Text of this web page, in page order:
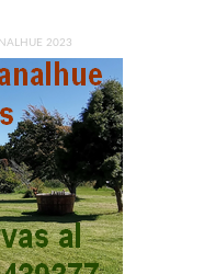
2023